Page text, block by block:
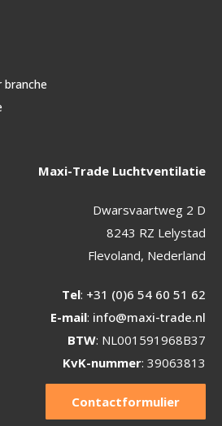
branche
Maxi-Trade Luchtventilatie
Dwarsvaartweg 2 D
8243 RZ Lelystad
Flevoland, Nederland
Tel: +31 (0)6 54 60 51 62
E-mail: info@maxi-trade.nl
BTW: NL001591968B37
KvK-nummer: 39063813
Contactformulier